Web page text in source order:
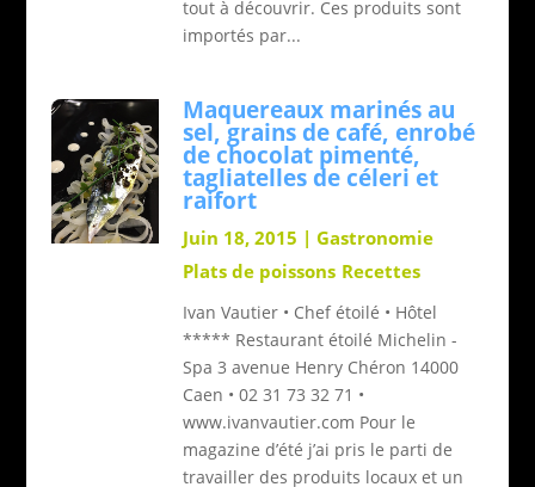
tout à découvrir. Ces produits sont
importés par...
Maquereaux marinés au
sel, grains de café, enrobé
de chocolat pimenté,
tagliatelles de céleri et
raifort
Juin 18, 2015 |Gastronomie
Plats de poissons Recettes
Ivan Vautier • Chef étoilé • Hôtel
***** Restaurant étoilé Michelin -
Spa 3 avenue Henry Chéron 14000
Caen • 02 31 73 32 71 •
www.ivanvautier.com Pour le
magazine d’été j’ai pris le parti de
travailler des produits locaux et un